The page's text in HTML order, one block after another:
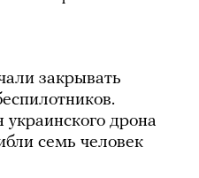
закрывать
украинского дрона
семь человек